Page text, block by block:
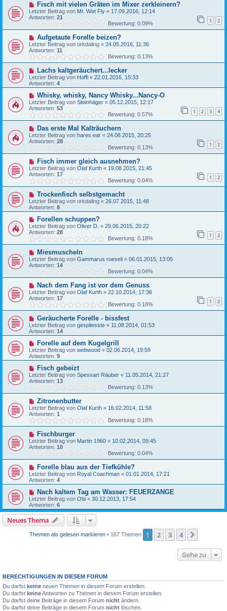
Fisch mit vielen Gräten im Mixer zerkleinern?
Letzter Beitrag von Mr. Wet Fly « 17.09.2016, 12:14
Antworten: 21 1 2
Bewertung: 0.09%
Aufgetaute Forelle beizen?
Letzter Beitrag von orkdaling « 24.05.2016, 11:36
Antworten: 11
Bewertung: 0.13%
Lachs kaltgeräuchert...lecker
Letzter Beitrag von Hoffi « 22.01.2016, 15:33
Antworten: 4
Whisky, whisky, Nancy Whisky...Nancy-O
Letzter Beitrag von Steinhäger « 05.12.2015, 12:17
Antworten: 53 1 2 3 4
Bewertung: 0.57%
Das erste Mal Kalträuchern
Letzter Beitrag von hares ear « 24.08.2015, 20:25
Antworten: 28 1 2
Bewertung: 0.13%
Fisch immer gleich ausnehmen?
Letzter Beitrag von Olaf Kurth « 19.08.2015, 21:45
Antworten: 17 1 2
Bewertung: 0.04%
Trockenfisch selbstgemacht
Letzter Beitrag von orkdaling « 26.07.2015, 11:48
Antworten: 8
Forellen schuppen?
Letzter Beitrag von Oliver D. « 29.06.2015, 20:22
Antworten: 28 1 2
Bewertung: 0.18%
Miesmuscheln
Letzter Beitrag von Gammarus roeseli « 06.01.2015, 13:05
Antworten: 14
Bewertung: 0.04%
Nach dem Fang ist vor dem Genuss
Letzter Beitrag von Olaf Kurth « 22.10.2014, 17:36
Antworten: 17 1 2
Bewertung: 0.18%
Geräucherte Forelle - bissfest
Letzter Beitrag von gespliesste « 11.08.2014, 01:53
Antworten: 14
Forelle auf dem Kugelgrill
Letzter Beitrag von webwood « 02.06.2014, 19:59
Antworten: 9
Fisch gebeizt
Letzter Beitrag von Spessart Räuber « 11.05.2014, 21:27
Antworten: 13
Bewertung: 0.13%
Zitronenbutter
Letzter Beitrag von Olaf Kurth « 16.02.2014, 11:58
Antworten: 1
Bewertung: 0.18%
Fischburger
Letzter Beitrag von Martin 1960 « 10.02.2014, 09:45
Antworten: 10
Bewertung: 0.04%
Forelle blau aus der Tiefkühle?
Letzter Beitrag von Royal Coachman « 01.01.2014, 17:21
Antworten: 4
Nach kaltem Tag am Wasser: FEUERZANGE
Letzter Beitrag von Obi « 30.12.2013, 17:54
Antworten: 6
Neues Thema
Themen als gelesen markieren • 167 Themen 1 2 3 4
Gehe zu
BERECHTIGUNGEN IN DIESEM FORUM
Du darfst keine neuen Themen in diesem Forum erstellen.
Du darfst keineAntworten zu Themen in diesem Forum erstellen.
Du darfst deine Beiträge in diesem Forum nicht ändern.
Du darfst deine Beiträge in diesem Forum nicht löschen.